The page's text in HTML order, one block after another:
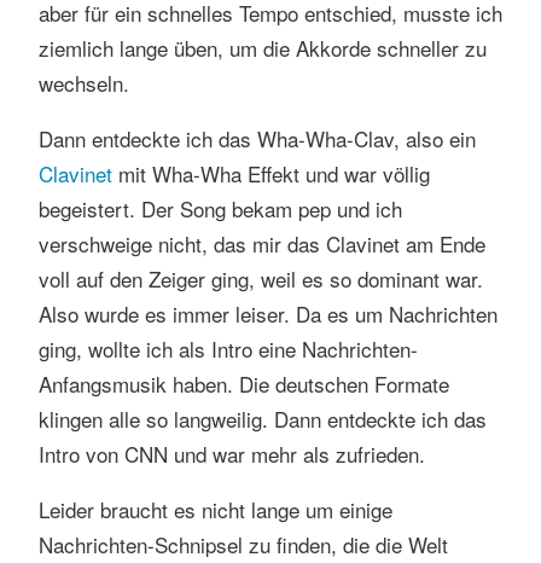
aber für ein schnelles Tempo entschied, musste ich
ziemlich lange üben, um die Akkorde schneller zu
wechseln.
Dann entdeckte ich das Wha-Wha-Clav, also ein
Clavinet mit Wha-Wha Effekt und war völlig
begeistert. Der Song bekam pep und ich
verschweige nicht, das mir das Clavinet am Ende
voll auf den Zeiger ging, weil es so dominant war.
Also wurde es immer leiser. Da es um Nachrichten
ging, wollte ich als Intro eine Nachrichten-
Anfangsmusik haben. Die deutschen Formate
klingen alle so langweilig. Dann entdeckte ich das
Intro von CNN und war mehr als zufrieden.
Leider braucht es nicht lange um einige
Nachrichten-Schnipsel zu finden, die die Welt